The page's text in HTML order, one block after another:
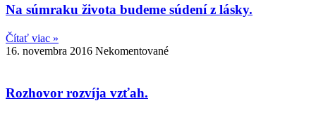
Na súmraku života budeme súdení z lásky.
Čítať viac »
16. novembra 2016 Nekomentované
Rozhovor rozvíja vzťah.